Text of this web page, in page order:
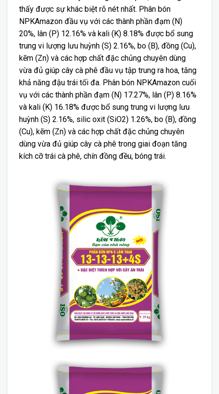
thấy được sự khác biệt rõ nét nhất. Phân bón
NPKAmazon đầu vụ với các thành phần đạm (N)
20%, lân (P) 12.16% và kali (K) 8.18% được bổ sung
trung vi lượng lưu huỳnh (S) 2.16%, bo (B), đồng (Cu),
kẽm (Zn) và các hợp chất đặc chủng chuyên dùng
vừa đủ giúp cây cà phê đầu vụ tập trung ra hoa, tăng
khả năng đậu trái tối đa. Phân bón NPKAmazon cuối
vụ với các thành phần đạm (N) 17.27%, lân (P) 8.16%
và kali (K) 16.18% được bổ sung trung vi lượng lưu
huỳnh (S) 2.16%, silic oxit (SiO2) 1.26%, bo (B), đồng
(Cu), kẽm (Zn) và các hợp chất đặc chủng chuyên
dùng vừa đủ giúp cây cà phê trong giai đoạn tăng
kích cỡ trái cà phê, chín đồng đều, bóng trái.